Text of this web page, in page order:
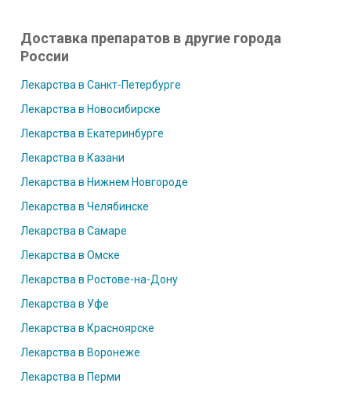
Доставка препаратов в другие города
России
Лекарства в Санкт-Петербурге
Лекарства в Новосибирске
Лекарства в Екатеринбурге
Лекарства в Казани
Лекарства в Нижнем Новгороде
Лекарства в Челябинске
Лекарства в Самаре
Лекарства в Омске
Лекарства в Ростове-на-Дону
Лекарства в Уфе
Лекарства в Красноярске
Лекарства в Воронеже
Лекарства в Перми